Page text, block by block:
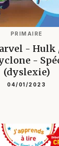
PRIMAIRE
- Hulk
-
(dyslexie)
04/01/2023